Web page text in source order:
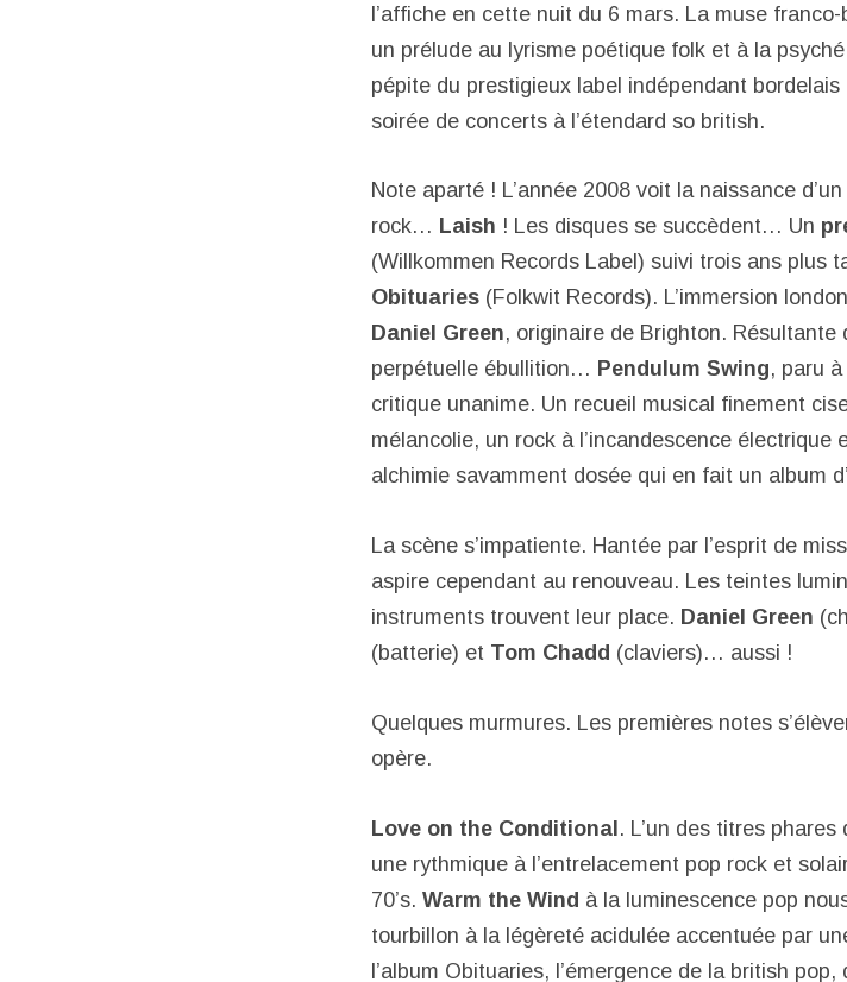
l’affiche en cette nuit du 6 mars. La muse
un prélude au lyrisme poétique folk et à la
pépite du prestigieux label indépendant bordelais
soirée de concerts à l’étendard so british.
Note aparté ! L’année 2008 voit la naissance
rock… Laish ! Les disques se succèdent… Un
(Willkommen Records Label) suivi trois ans plus
Obituaries (Folkwit Records). L’immersion
Daniel Green, originaire de Brighton. Résultante
perpétuelle ébullition… Pendulum Swing, paru
critique unanime. Un recueil musical finement
mélancolie, un rock à l’incandescence
alchimie savamment dosée qui en fait un album
La scène s’impatiente. Hantée par l’esprit de
aspire cependant au renouveau. Les teintes
instruments trouvent leur place. Daniel Green
(batterie) et Tom Chadd (claviers)… aussi !
Quelques murmures. Les premières notes
opère.
Love on the Conditional. L’un des titres
une rythmique à l’entrelacement pop rock et
70’s. Warm the Wind à la luminescence pop
tourbillon à la légèreté acidulée accentuée par
l’album Obituaries, l’émergence de la british